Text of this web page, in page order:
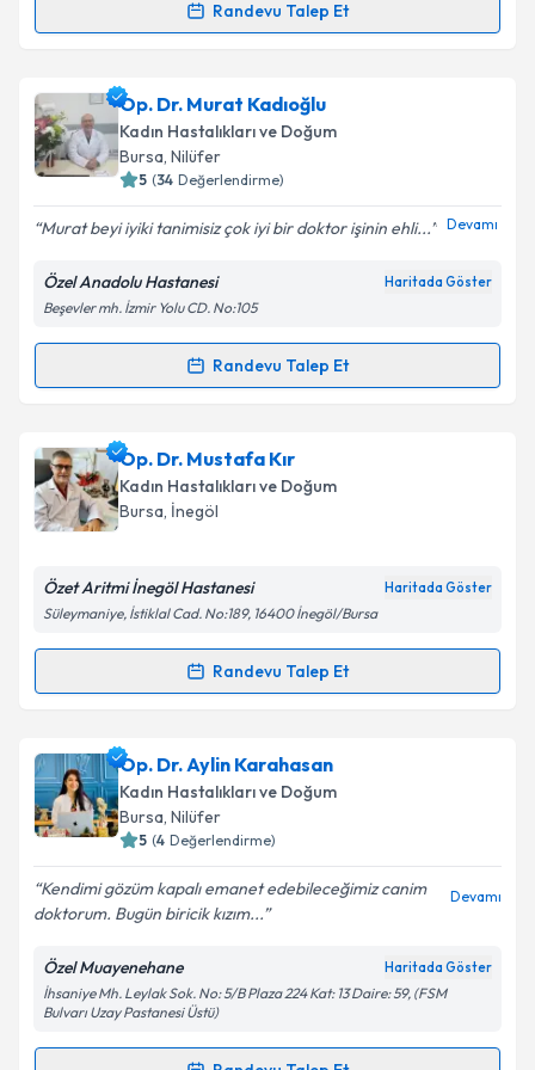
Takvim Talebini Gönder
Randevu Talep Et
Randevu Takvimi Talebi
Op. Dr. Tuğçe Ersoy için randevu takvimi talebi
oluşturun. Size bu uzmandan randevu almanız için bir
takvim hazırlandığında e-posta ile bilgilendireceğiz.
Kişisel verilerimin işlenmesine ilişkin
Metni'ni okudum ve kişisel verilerimin belirtilen
kapsamda işlenmesini kabul ediyorum.
Op. Dr. Murat Kadıoğlu
Kadın Hastalıkları ve Doğum
Bursa, Nilüfer
5 (34 Değerlendirme)
Murat beyi iyiki tanimisiz çok iyi bir doktor işinin ehli... Devamı
Özel Anadolu Hastanesi Haritada Göster
Beşevler mh. İzmir Yolu CD. No:105
Randevu Talep Et
Randevu Takvimi Talebi
Op. Dr. Murat Kadıoğlu için randevu takvimi talebi
oluşturun. Size bu uzmandan randevu almanız için bir
takvim hazırlandığında e-posta ile bilgilendireceğiz.
Kişisel verilerimin işlenmesine ilişkin
Metni'ni okudum ve kişisel verilerimin belirtilen
Takvim Talebini Gönder
Op. Dr. Mustafa Kır
Kadın Hastalıkları ve Doğum
Bursa, İnegöl
Özet Aritmi İnegöl Hastanesi Haritada Göster
Süleymaniye, İstiklal Cad. No:189, 16400 İnegöl/Bursa
Randevu Talep Et
Randevu Takvimi Talebi
Op. Dr. Mustafa Kıriçin randevu takvimi talebi
oluşturun. Size bu uzmandan randevu almanız için bir
takvim hazırlandığında e-posta ile bilgilendireceğiz.
Kişisel verilerimin işlenmesine ilişkin
Aydınlatma
Metni'ni okudum ve kişisel verilerimin belirtilen
kapsamda işlenmesini kabul ediyorum.
Op. Dr. Aylin Karahasan
Kadın Hastalıkları ve Doğum
Bursa, Nilüfer
5 (4 Değerlendirme)
Kendimi gözüm kapalı emanet edebileceğimiz canim
doktorum. Bugün biricik kızım...
Devamı
Özel Muayenehane Haritada Göster
İhsaniye Mh. Leylak Sok. No: 5/B Plaza 224 Kat: 13 Daire: 59, (FSM
Bulvarı Uzay Pastanesi Üstü)